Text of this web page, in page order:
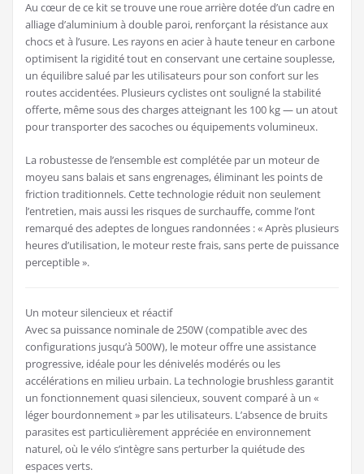
Au cœur de ce kit se trouve une roue arrière dotée d’un cadre en
alliage d’aluminium à double paroi, renforçant la résistance aux
chocs et à l’usure. Les rayons en acier à haute teneur en carbone
optimisent la rigidité tout en conservant une certaine souplesse,
un équilibre salué par les utilisateurs pour son confort sur les
routes accidentées. Plusieurs cyclistes ont souligné la stabilité
offerte, même sous des charges atteignant les 100 kg — un atout
pour transporter des sacoches ou équipements volumineux.
La robustesse de l’ensemble est complétée par un moteur de
moyeu sans balais et sans engrenages, éliminant les points de
friction traditionnels. Cette technologie réduit non seulement
l’entretien, mais aussi les risques de surchauffe, comme l’ont
remarqué des adeptes de longues randonnées : « Après plusieurs
heures d’utilisation, le moteur reste frais, sans perte de puissance
perceptible ».
Un moteur silencieux et réactif
Avec sa puissance nominale de 250W (compatible avec des
configurations jusqu’à 500W), le moteur offre une assistance
progressive, idéale pour les dénivelés modérés ou les
accélérations en milieu urbain. La technologie brushless garantit
un fonctionnement quasi silencieux, souvent comparé à un «
léger bourdonnement » par les utilisateurs. L’absence de bruits
parasites est particulièrement appréciée en environnement
naturel, où le vélo s’intègre sans perturber la quiétude des
espaces verts.